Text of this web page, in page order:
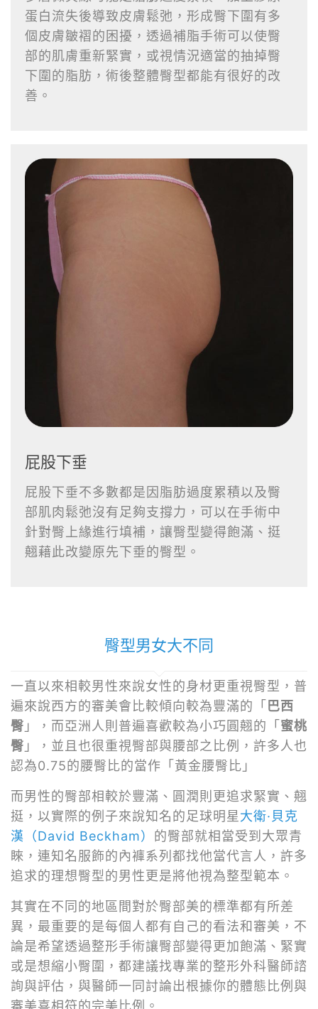
蛋白流失後導致皮膚鬆弛，形成臀下圍有多
個皮膚皺褶的困擾，透過補脂手術可以使臀
部的肌膚重新緊實，或視情況適當的抽掉臀
下圍的脂肪，術後整體臀型都能有很好的改
善。
屁股下垂
屁股下垂不多數都是因脂肪過度累積以及臀
部肌肉鬆弛沒有足夠支撐力，可以在手術中
針對臀上緣進行填補，讓臀型變得飽滿、挺
翹藉此改變原先下垂的臀型。
臀型男女大不同
一直以來相較男性來說女性的身材更重視臀型，普
遍來說西方的審美會比較傾向較為豐滿的「 巴西
臀 」，而亞洲人則普遍喜歡較為小巧圓翹的「蜜桃
臀 」，並且也很重視臀部與腰部之比例，許多人也
認為0.75的腰臀比的當作「黃金腰臀比」
而男性的臀部相較於豐滿、圓潤則更追求緊實、翹
挺，以實際的例子來說知名的足球明星大衛·貝克
漢（David Beckham） 的臀部就相當受到大眾青
睞，連知名服飾的內褲系列都找他當代言人，許多
追求的理想臀型的男性更是將他視為整型範本。
其實在不同的地區間對於臀部美的標準都有所差
異，最重要的是每個人都有自己的看法和審美，不
論是希望透過整形手術讓臀部變得更加飽滿、緊實
或是想縮小臀圍，都建議找專業的整形外科醫師諮
詢與評估，與醫師一同討論出根據你的體態比例與
審美喜相符的完美比例。